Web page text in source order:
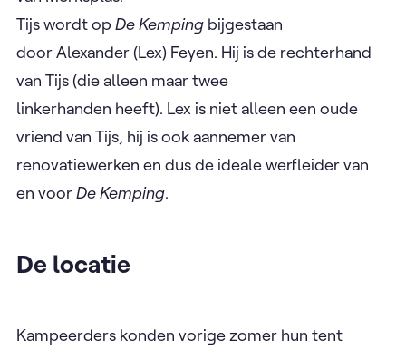
Tijs wordt op De Kemping bijgestaan
door Alexander (Lex) Feyen. Hij is de rechterhand
van Tijs (die alleen maar twee
linkerhanden heeft). Lex is niet alleen een oude
vriend van Tijs, hij is ook aannemer van
renovatiewerken en dus de ideale werfleider van
en voorDe Kemping.
De locatie
Kampeerders konden vorige zomer hun tent